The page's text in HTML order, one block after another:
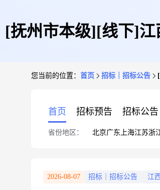
[抚州市本级][线下]江
您当前的位置： 首页 招标｜招标公告
首页 招标预告 招标公告
省份地区： 北京广东 上海江苏浙
2026-08-07 招标｜招标公告 江